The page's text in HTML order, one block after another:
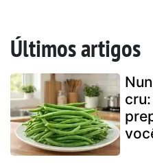
Últimos artigos